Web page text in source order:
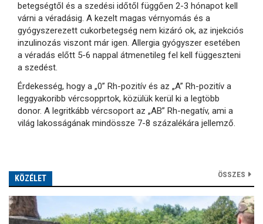
betegségtől és a szedési időtől függően 2-3 hónapot kell
várni a véradásig. A kezelt magas vérnyomás és a
gyógyszerezett cukorbetegség nem kizáró ok, az injekciós
inzulinozás viszont már igen. Allergia gyógyszer esetében
a véradás előtt 5-6 nappal átmenetileg fel kell függeszteni
a szedést.
Érdekesség, hogy a „0” Rh-pozitív és az „A” Rh-pozitív a
leggyakoribb vércsopprtok, közülük kerül ki a legtöbb
donor. A legritkább vércsoport az „AB” Rh-negatív, ami a
világ lakosságának mindössze 7-8 százalékára jellemző.
KÖZÉLET ÖSSZES